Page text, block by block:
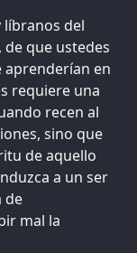
líbranos del
de que ustedes
aprenderían en
requiere una
recen al
sino que
de aquello
a un ser
de
mal la